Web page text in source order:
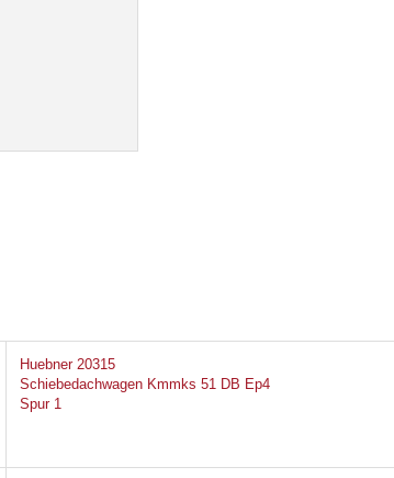
Huebner 20315
Schiebedachwagen Kmmks 51 DB Ep4
Spur 1